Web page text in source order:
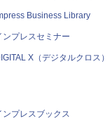
Business Library
ンプレスセミナー
X（デジタルクロス）
ンプレスブックス